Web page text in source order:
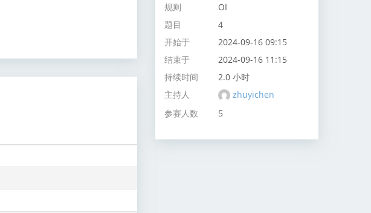
规则
OI
题目
4
开始于
2024-09-16 09:15
结束于
2024-09-16 11:15
持续时间
2.0 小时
主持人
zhuyichen
参赛人数
5